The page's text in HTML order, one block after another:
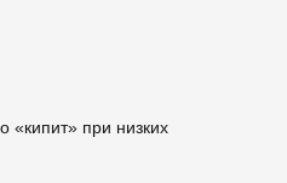
«кипит» при низких